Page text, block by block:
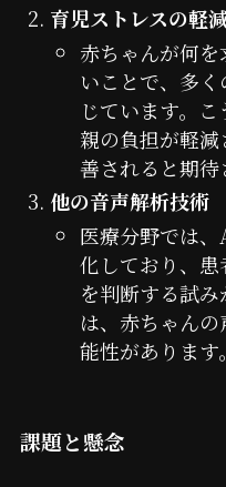
育児ストレスの軽
赤ちゃんが何
いことで、多
じています。こ
親の負担が軽
善されると期待
他の音声解析技術
医療分野では
化しており、
を判断する試
は、赤ちゃん
能性があります。
課題と懸念